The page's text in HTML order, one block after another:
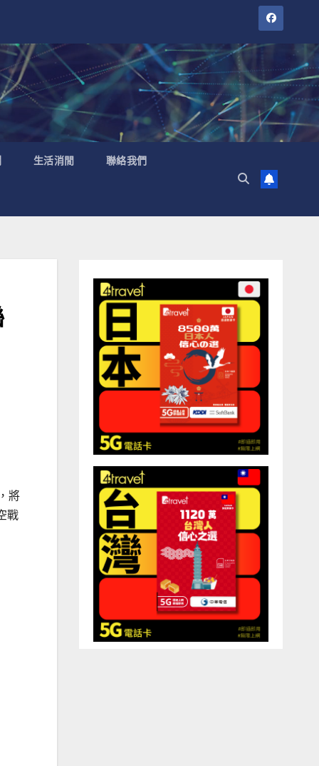
生活消閒 聯絡我們
將
戰